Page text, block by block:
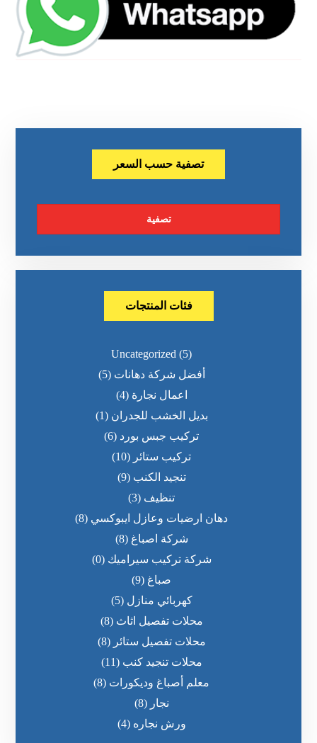
تصفية حسب السعر
تصفية
فئات المنتجات
Uncategorized (5)
أفضل شركة دهانات (5)
اعمال نجارة (4)
بديل الخشب للجدران (1)
تركيب جبس بورد (6)
تركيب ستائر (10)
تنجيد الكنب (9)
تنظيف (3)
دهان ارضيات وعازل ايبوكسي (8)
شركة اصباغ (8)
شركة تركيب سيراميك (0)
صباغ (9)
كهربائي منازل (5)
محلات تفصيل اثاث (8)
محلات تفصيل ستائر (8)
محلات تنجيد كنب (11)
معلم أصباغ وديكورات (8)
نجار (8)
ورش نجاره (4)